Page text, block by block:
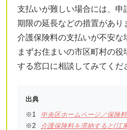
支払いが難しい場合には、申
期限の延長などの措置があり
介護保険料の支払いが不安な
まずお住まいの市区町村の役
する窓口に相談してみてくだ
出典
中央区ホームページ／保険
介護保険料を滞納すると/江